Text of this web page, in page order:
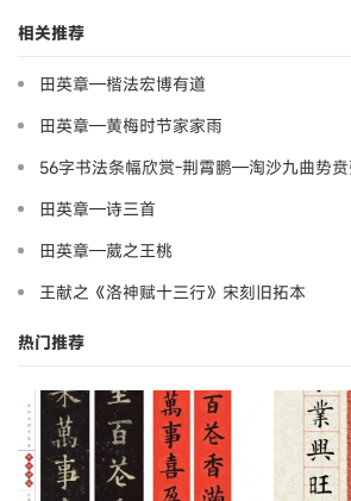
相关推荐
田英章—楷法宏博有道
田英章—黄梅时节家家雨
56字书法条幅欣赏-荆霄鹏—淘沙九曲势贲
田英章—诗三首
田英章—葳之王桃
王献之《洛神赋十三行》宋刻旧拓本
热门推荐